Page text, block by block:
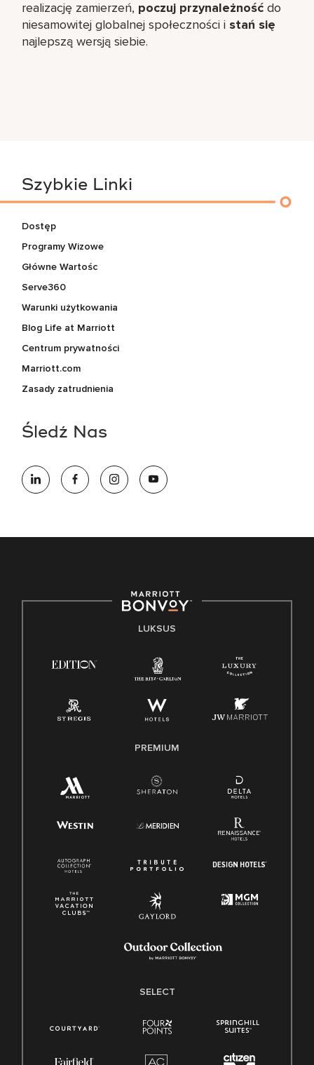
realizację zamierzeń, poczuj przynależność do
niesamowitej globalnej społeczności i stań się
najlepszą wersją siebie.
Szybkie Linki
Dostęp
Programy Wizowe
Główne Wartośc
Serve360
Warunki użytkowania
Blog Life at Marriott
Centrum prywatności
Marriott.com
Zasady zatrudnienia
Śledź Nas
LUKSUS
PREMIUM
SELECT